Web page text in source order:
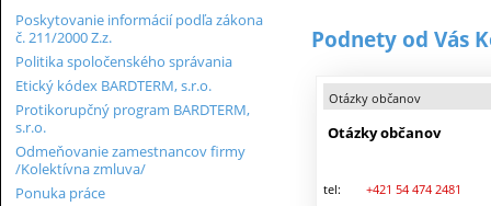
Poskytovanie informácií podľa zákona
č. 211/2000 Z.z.
Politika spoločenského správania
Etický kódex BARDTERM, s.r.o.
Protikorupčný program BARDTERM,
s.r.o.
Odmeňovanie zamestnancov firmy
/Kolektívna zmluva/
Ponuka práce
Podnety od Vás
Otázky občanov
Otázky občanov
tel: +421 54 474 2481